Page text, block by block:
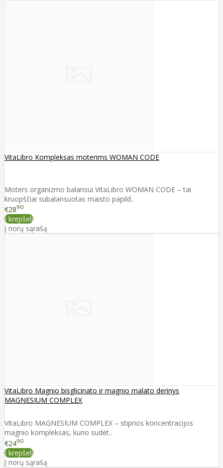
VitaLibro Kompleksas moterims WOMAN CODE
Moters organizmo balansui VitaLibro WOMAN CODE – tai
kruopščiai subalansuotas maisto papild..
€2890
Į krepšelį
Į norų sąrašą
VitaLibro Magnio bisglicinato ir magnio malato derinys
MAGNESIUM COMPLEX
VitaLibro MAGNESIUM COMPLEX – stiprios koncentracijos
magnio kompleksas, kurio sudėt..
€2490
Į krepšelį
Į norų sąrašą